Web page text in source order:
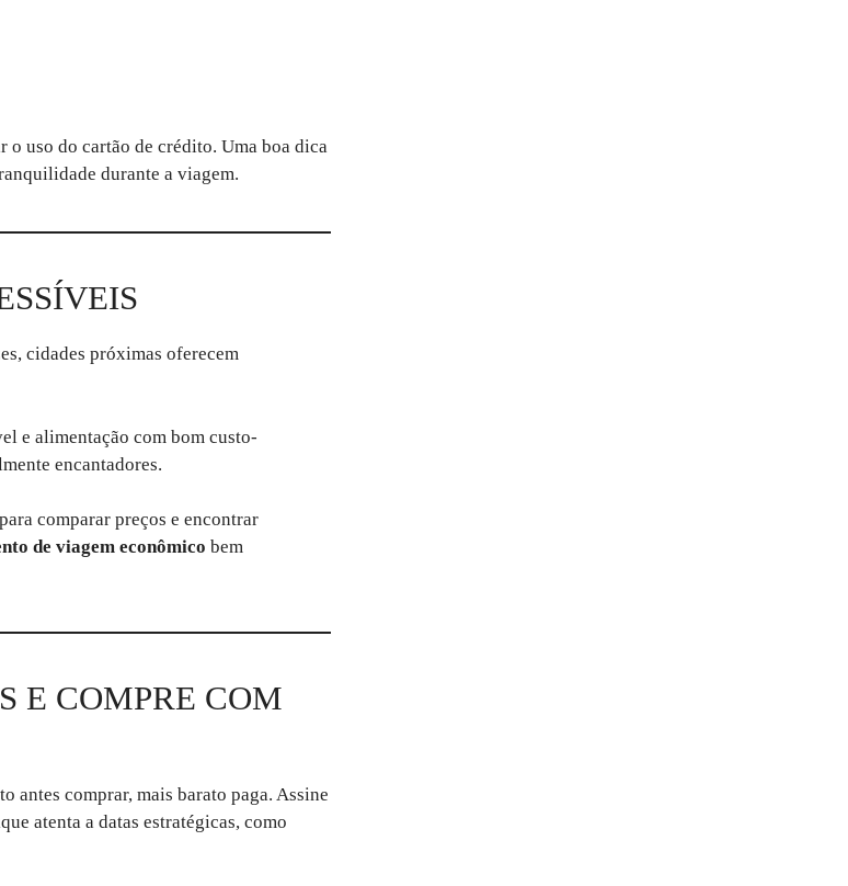
uso do cartão de crédito. Uma boa dica
durante a viagem.
cidades próximas oferecem
e alimentação com bom custo-
encantadores.
comparar preços e encontrar
de viagem econômico bem
E COMPRE COM
antes comprar, mais barato paga. Assine
atenta a datas estratégicas, como